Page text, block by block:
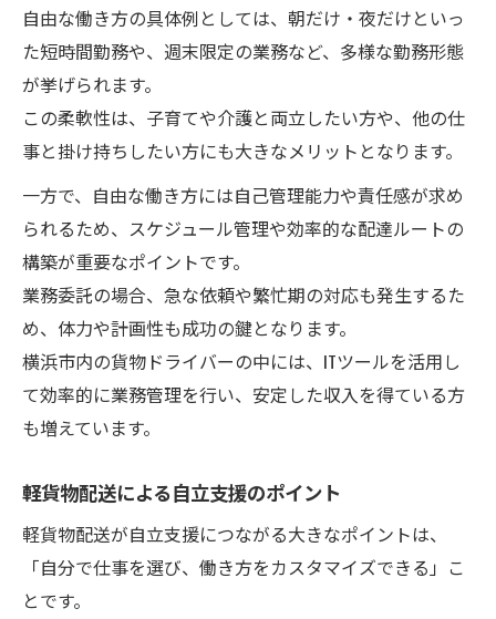
自由な働き方の具体例としては、朝だけ・夜だけといっ
た短時間勤務や、週末限定の業務など、多様な勤務形態
が挙げられます。
この柔軟性は、子育てや介護と両立したい方や、他の仕
事と掛け持ちしたい方にも大きなメリットとなります。
一方で、自由な働き方には自己管理能力や責任感が求め
られるため、スケジュール管理や効率的な配達ルートの
構築が重要なポイントです。
業務委託の場合、急な依頼や繁忙期の対応も発生するた
め、体力や計画性も成功の鍵となります。
横浜市内の貨物ドライバーの中には、ITツールを活用し
て効率的に業務管理を行い、安定した収入を得ている方
も増えています。
軽貨物配送による自立支援のポイント
軽貨物配送が自立支援につながる大きなポイントは、
「自分で仕事を選び、働き方をカスタマイズできる」こ
とです。